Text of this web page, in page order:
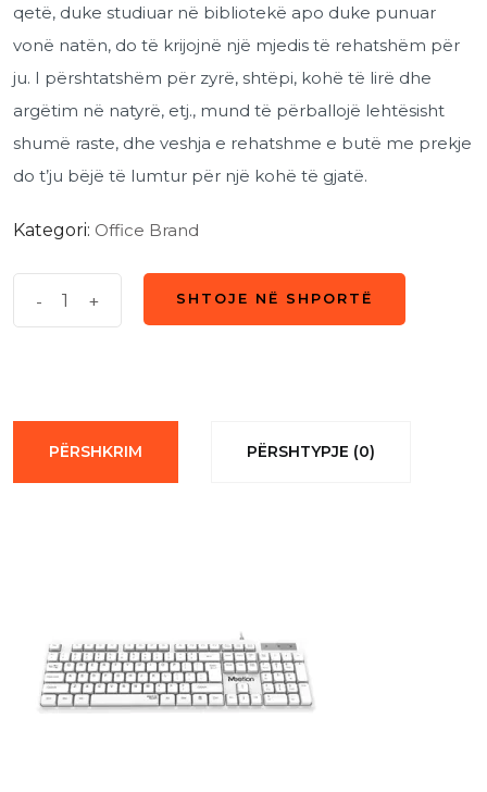
qetë, duke studiuar në bibliotekë apo duke punuar
vonë natën, do të krijojnë një mjedis të rehatshëm për
ju. I përshtatshëm për zyrë, shtëpi, kohë të lirë dhe
argëtim në natyrë, etj., mund të përballojë lehtësisht
shumë raste, dhe veshja e rehatshme e butë me prekje
do t’ju bëjë të lumtur për një kohë të gjatë.
Kategori: Office Brand
- +
SHTOJE NË SHPORTË
PËRSHKRIM PËRSHTYPJE (0)